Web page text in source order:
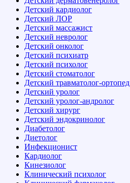
Детский кардиолог
Детский ЛОР
Детский массажист
Детский невролог
Детский онколог
Детский психиатр
Детский психолог
Детский стоматолог
Детский травматолог-ортопед
Детский уролог
Детский уролог-андролог
Детский хирург
Детский эндокринолог
Диабетолог
Диетолог
Инфекционист
Кардиолог
Кинезиолог
Клинический психолог